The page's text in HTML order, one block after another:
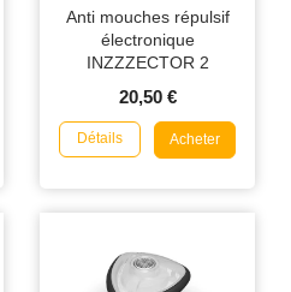
Anti mouches répulsif
électronique
INZZZECTOR 2
20,50 €
Détails Acheter